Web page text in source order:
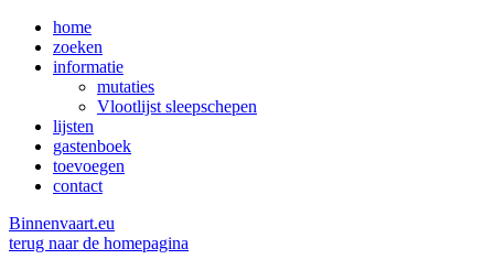
home
zoeken
informatie
mutaties
Vlootlijst sleepschepen
lijsten
gastenboek
toevoegen
contact
Binnenvaart.eu
terug naar de homepagina